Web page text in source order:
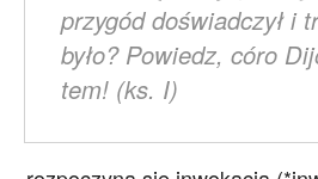
przygód doświadczył i
było? Powiedz, córo
tem! (ks. I)